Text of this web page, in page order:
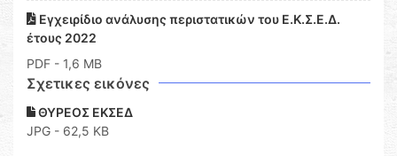
Εγχειρίδιο ανάλυσης περιστατικών του Ε.Κ.Σ.Ε.Δ.
έτους 2022
PDF - 1,6 MB
Σχετικες εικόνες
ΘΥΡΕΟΣ ΕΚΣΕΔ
JPG - 62,5 KB